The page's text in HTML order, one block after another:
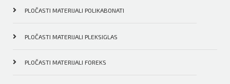
PLOČASTI MATERIJALI POLIKABONATI
PLOČASTI MATERIJALI PLEKSIGLAS
PLOČASTI MATERIJALI FOREKS